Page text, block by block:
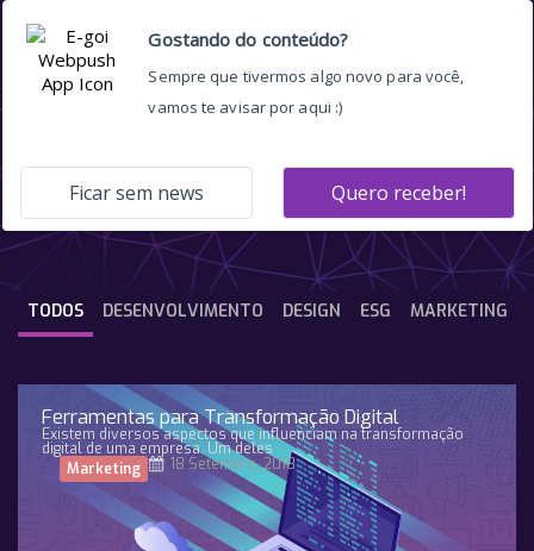
e-books
DESENVOLVIMENTO DESIGN ESG MARKETING
TODOS
Ferramentas para Transformação Digital
Existem diversos aspectos que influenciam na transformação
digital de uma empresa. Um deles
Marketing
18 Setembro, 2018